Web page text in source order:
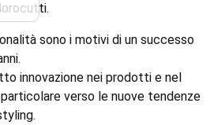
sono i motivi di un successo
innovazione nei prodotti e nel
verso le nuove tendenze